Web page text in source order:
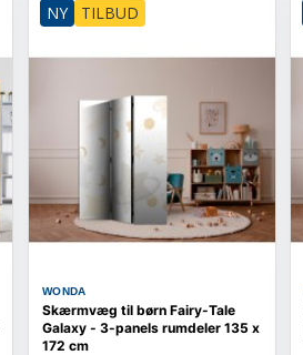
NY TILBUD
WONDA
Skærmvæg til børn Fairy-Tale
Galaxy - 3-panels rumdeler 135 x
172 cm